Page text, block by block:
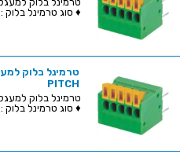
♦ סוג טרמינל בלוק : VERTICAL SCREWLESS &d...
PITCH
♦ סוג טרמינל בלוק : VERTICAL SCREWLESS ♦&nbs...